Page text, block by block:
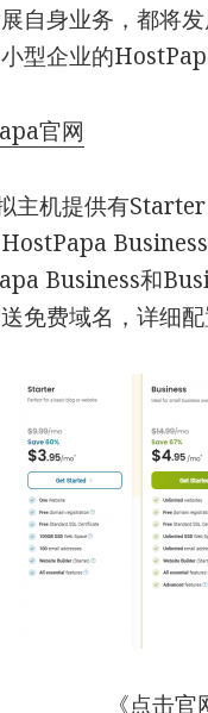
自身业务，都将
型企业的
官网
主机提供有
Business和
免费域名，详细配
《点击官